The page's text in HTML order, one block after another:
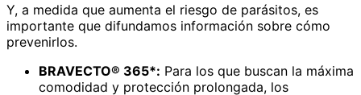
Y, a medida que aumenta el riesgo de parásitos, es
importante que difundamos información sobre cómo
prevenirlos.
BRAVECTO® 365*: Para los que buscan la máxima
comodidad y protección prolongada, los